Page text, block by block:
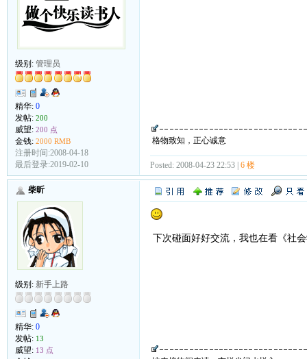
级别: 管理员
精华: 0
发帖: 200
威望: 200 点
金钱: 2000 RMB
注册时间:2008-04-18
最后登录:2019-02-10
格物致知，正心诚意
Posted: 2008-04-23 22:53 | 6 楼
柴昕
级别: 新手上路
精华: 0
发帖: 13
威望: 13 点
下次碰面好好交流，我也在看《社